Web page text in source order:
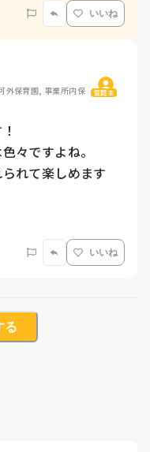
いいね
外保育園, 事業所内保 質問主
々ですよね。
れて楽しめます
いいね
る